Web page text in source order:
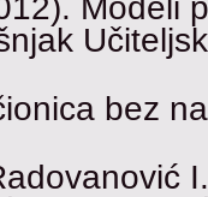
Modeli
bez